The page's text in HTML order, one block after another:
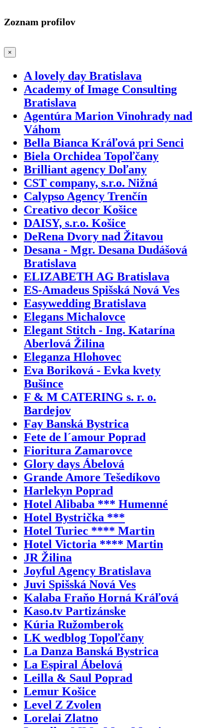
Zoznam profilov
×
A lovely day Bratislava
Academy of Image Consulting
Bratislava
Agentúra Marion Vinohrady nad
Váhom
Bella Bianca Kráľová pri Senci
Biela Orchidea Topoľčany
Brilliant agency Doľany
CST company, s.r.o. Nižná
Calypso Agency Trenčín
Creativo decor Košice
DAISY, s.r.o. Košice
DeRena Dvory nad Žitavou
Desana - Mgr. Desana Dudášová
Bratislava
ELIZABETH AG Bratislava
ES-Amadeus Spišská Nová Ves
Easywedding Bratislava
Elegans Michalovce
Elegant Stitch - Ing. Katarína
Aberlová Žilina
Eleganza Hlohovec
Eva Boriková - Evka kvety
Bušince
F & M CATERING s. r. o.
Bardejov
Fay Banská Bystrica
Fete de l´amour Poprad
Fioritura Zamarovce
Glory days Ábelová
Grande Amore Tešedíkovo
Harlekyn Poprad
Hotel Alibaba *** Humenné
Hotel Bystrička ***
Hotel Turiec **** Martin
Hotel Victoria **** Martin
JR Žilina
Joyful Agency Bratislava
Juvi Spišská Nová Ves
Kalaba Fraňo Horná Kráľová
Kaso.tv Partizánske
Kúria Ružomberok
LK wedblog Topoľčany
La Danza Banská Bystrica
La Espiral Ábelová
Leilla & Saul Poprad
Lemur Košice
Level Z Zvolen
Lorelai Zlatno